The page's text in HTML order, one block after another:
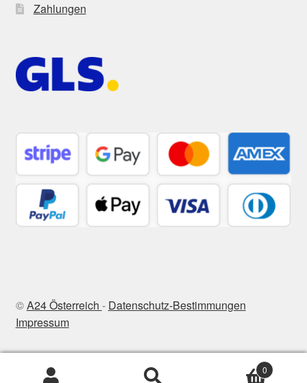
Zahlungen
©A24 Österreich - Datenschutz-Bestimmungen
Impressum
Suchen
0